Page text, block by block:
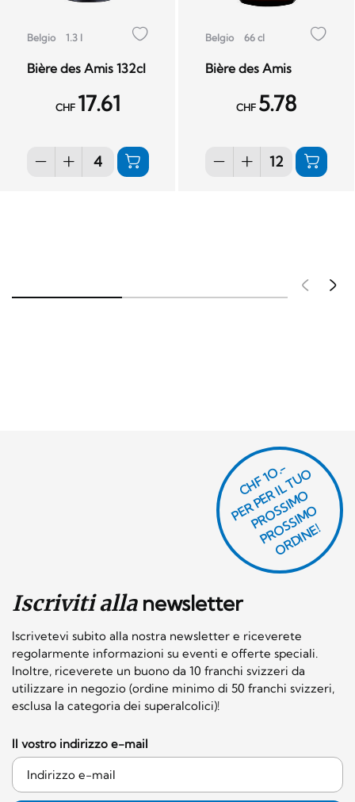
Belgio 1.3 l
Bière des Amis 132cl
CHF 17.61
Belgio 66 cl
Bière des Amis
CHF 5.78
Iscriviti allanewsletter
Iscrivetevi subito alla nostra newsletter e riceverete
regolarmente informazioni su eventi e offerte speciali.
Inoltre, riceverete un buono da 10 franchi svizzeri da
utilizzare in negozio (ordine minimo di 50 franchi svizzeri,
esclusa la categoria dei superalcolici)!
CHF 1O.-
P
E
R
P
E
R I
L
T
U
O
P
R
O
S
SI
M
O
P
R
O
S
SI
M
O
O
R
DI
N
E!
Il vostro indirizzo e-mail